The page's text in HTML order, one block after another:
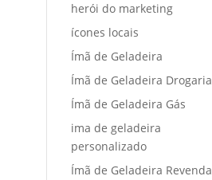
herói do marketing
ícones locais
Ímã de Geladeira
Ímã de Geladeira Drogaria
Ímã de Geladeira Gás
ima de geladeira
personalizado
Ímã de Geladeira Revenda